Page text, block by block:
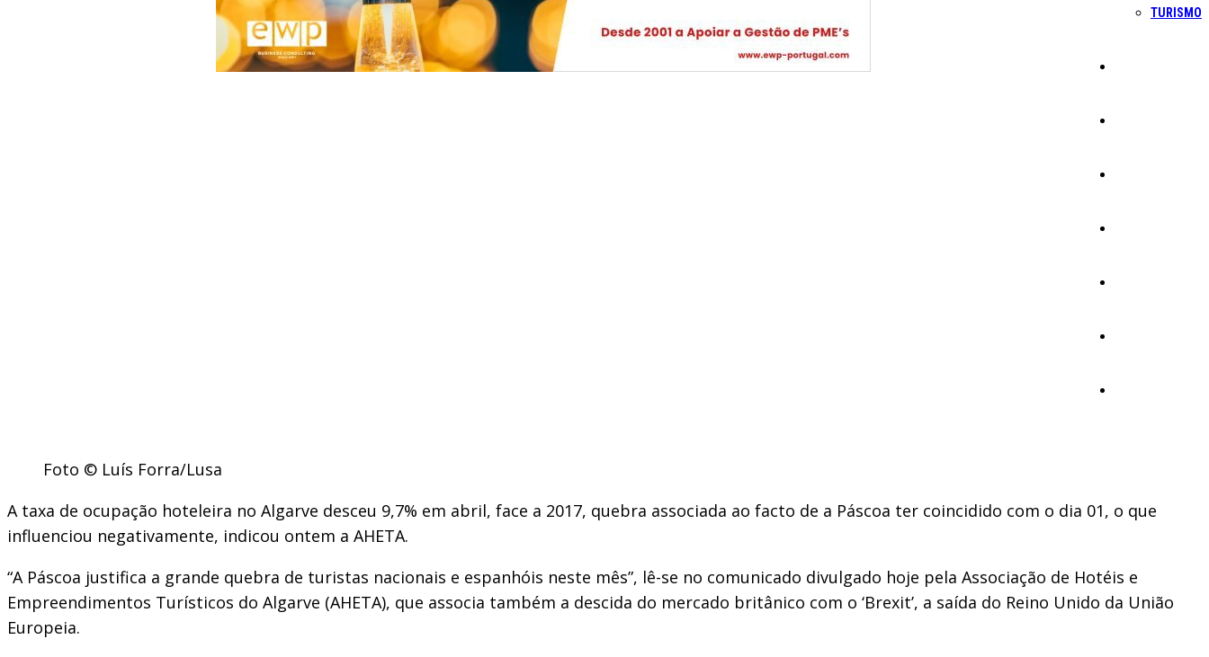
TURISMO
Foto © Luís Forra/Lusa
A taxa de ocupação hoteleira no Algarve desceu 9,7% em abril, face a 2017, quebra associada ao facto de a Páscoa ter coincidido com o dia 01, o que
influenciou negativamente, indicou ontem a AHETA.
“A Páscoa justifica a grande quebra de turistas nacionais e espanhóis neste mês”, lê-se no comunicado divulgado hoje pela Associação de Hotéis e
Empreendimentos Turísticos do Algarve (AHETA), que associa também a descida do mercado britânico com o ‘Brexit’, a saída do Reino Unido da União
Europeia.